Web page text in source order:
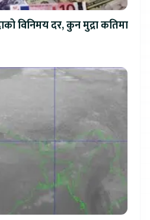
विनिमय दर, कुन मुद्रा कतिमा